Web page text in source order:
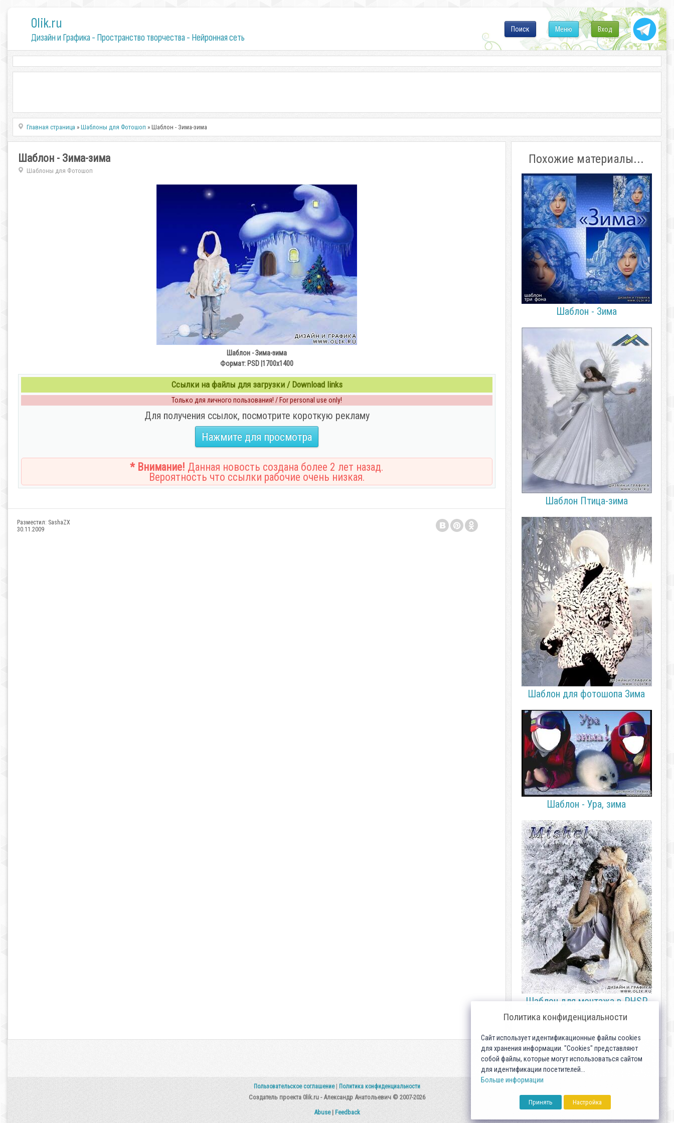
0lik.ru
Дизайн и Графика - Пространство творчества - Нейронная сеть
Вход
Меню
Поиск
Главная страница »Шаблоны для Фотошоп » Шаблон - Зима-зима
Шаблон - Зима-зима
Шаблоны для Фотошоп
Шаблон - Зима-зима
Формат: PSD |1700x1400
Ссылки на файлы для загрузки / Download links
Только для личного пользования! / For personal use only!
Для получения ссылок, посмотрите короткую рекламу
Нажмите для просмотра
* Внимание! Данная новость создана более 2 лет назад.
Вероятность что ссылки рабочие очень низкая.
Разместил: SashaZX
30.11.2009
Похожие материалы...
Шаблон - Зима
Шаблон Птица-зима
Шаблон для фотошопа Зима
Шаблон - Ура, зима
Шаблон для монтажа в PHSP
"Зима"
Пользовательское соглашение Политика конфиденциальности
Создатель проекта 0lik.ru - Александр Анатольевич © 2007-2026
Abuse| Feedback
Политика конфиденциальности
Сайт использует идентификационные файлы cookies
для хранения информации. "Cookies" представляют
собой файлы, которые могут использоваться сайтом
для идентификации посетителей...
Больше информации
Принять Настройка